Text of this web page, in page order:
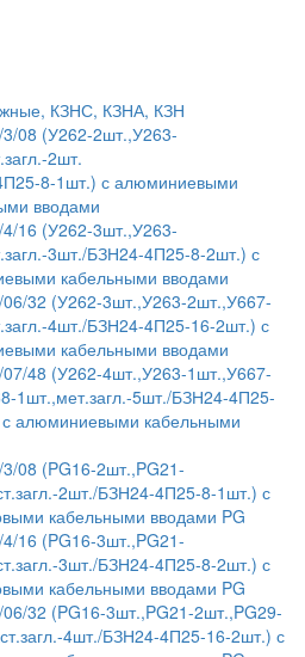
КЗНС, КЗНА, КЗН
08 (У262-2шт.,У263-
2шт.
8-1шт.) с алюминиевыми
вводами
16 (У262-3шт.,У263-
3шт./БЗН24-4П25-8-2шт.) с
кабельными вводами
32 (У262-3шт.,У263-2шт.,У667-
4шт./БЗН24-4П25-16-2шт.) с
кабельными вводами
48 (У262-4шт.,У263-1шт.,У667-
1шт.,мет.загл.-5шт./БЗН24-4П25-
алюминиевыми кабельными
08 (PG16-2шт.,PG21-
2шт./БЗН24-4П25-8-1шт.) с
кабельными вводами PG
16 (PG16-3шт.,PG21-
3шт./БЗН24-4П25-8-2шт.) с
кабельными вводами PG
32 (PG16-3шт.,PG21-2шт.,PG29-
4шт./БЗН24-4П25-16-2шт.) с